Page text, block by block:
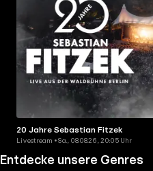
20 Jahre Sebastian Fitzek
Livestream • Sa., 08.08.26, 20:05 Uhr
Entdecke unsere Genres